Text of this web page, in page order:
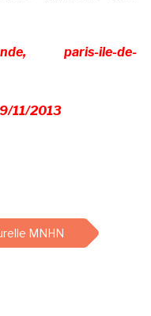
paris-ile-de-
11/2013
MNHN